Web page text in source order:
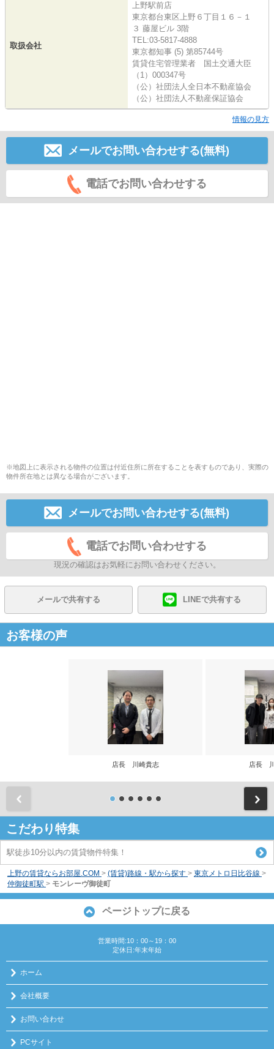
取扱会社
上野駅前店
東京都台東区上野６丁目１６－１
３ 藤屋ビル 3階
TEL:03-5817-4888
東京都知事 (5) 第85744号
賃貸住宅管理業者 国土交通大臣
（1）000347号
（公）社団法人全日本不動産協会
（公）社団法人不動産保証協会
情報の見方
メールでお問い合わせする(無料)
電話でお問い合わせする
※地図上に表示される物件の位置は付近住所に所在することを表すものであり、実際の
物件所在地とは異なる場合がございます。
メールでお問い合わせする(無料)
電話でお問い合わせする
現況の確認はお気軽にお問い合わせください。
メールで共有する LINEで共有する
お客様の声
店長 川崎貴志 店長
こだわり特集
駅徒歩10分以内の賃貸物件特集！
上野の賃貸ならお部屋.COM > (賃貸)路線・駅から探す > 東京メトロ日比谷線 >
仲御徒町駅 > モンレーヴ御徒町
ページトップに戻る
営業時間:10：00～19：00
定休日:年末年始
ホーム
会社概要
お問い合わせ
PCサイト